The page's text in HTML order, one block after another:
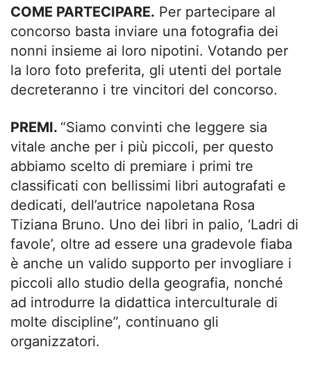
COME PARTECIPARE. Per partecipare al
concorso basta inviare una fotografia dei
nonni insieme ai loro nipotini. Votando per
la loro foto preferita, gli utenti del portale
decreteranno i tre vincitori del concorso.
PREMI. “Siamo convinti che leggere sia
vitale anche per i più piccoli, per questo
abbiamo scelto di premiare i primi tre
classificati con bellissimi libri autografati e
dedicati, dell’autrice napoletana Rosa
Tiziana Bruno. Uno dei libri in palio, ‘Ladri di
favole’, oltre ad essere una gradevole fiaba
è anche un valido supporto per invogliare i
piccoli allo studio della geografia, nonché
ad introdurre la didattica interculturale di
molte discipline”, continuano gli
organizzatori.